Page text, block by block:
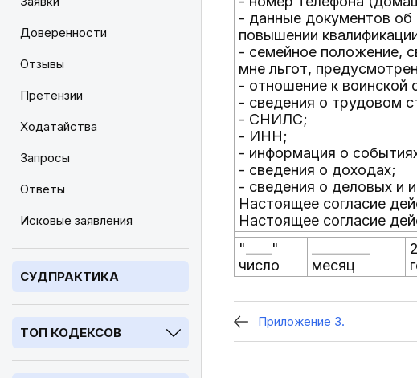
Доверенности
Отзывы
Претензии
Ходатайства
Запросы
Ответы
Исковые заявления
СУДПРАКТИКА
ТОП КОДЕКСОВ
- данные документов об
повышении
- семейное положение,
мне льгот,
- отношение к воинской
- сведения о трудовом
- СНИЛС;
- ИНН;
- информация о
- сведения о доходах;
- сведения о деловых и
Настоящее согласие
Настоящее согласие
"____"
число
месяц
Приложение 3.